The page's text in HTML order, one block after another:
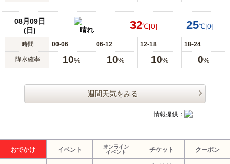
08月09日
(日)
晴れ 32℃[0] 25℃[0]
時間 00-06 06-12 12-18 18-24
降水確率 10% 10% 10% 0%
週間天気をみる
情報提供：
おでかけ イベント
オンライン
イベント
チケット クーポン